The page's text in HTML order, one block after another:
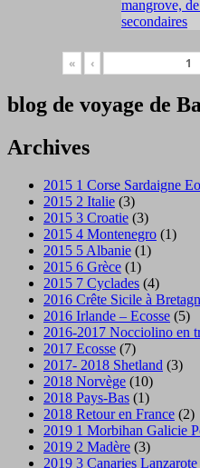
« ‹
blog de voyage de
Archives
2015 1 Corse Sardaigne
2015 2 Italie (3)
2015 3 Croatie (3)
2015 4 Montenegro (1)
2015 5 Albanie (1)
2015 6 Grèce (1)
2015 7 Cyclades (4)
2016 Crête Sicile à
2016 Irlande – Ecosse (5)
2016-2017 Nocciolino en
2017 Ecosse (7)
2017- 2018 Shetland (3)
2018 Norvège (10)
2018 Pays-Bas (1)
2018 Retour en France (2)
2019 1 Morbihan Galicie
2019 2 Madère (3)
2019 3 Canaries